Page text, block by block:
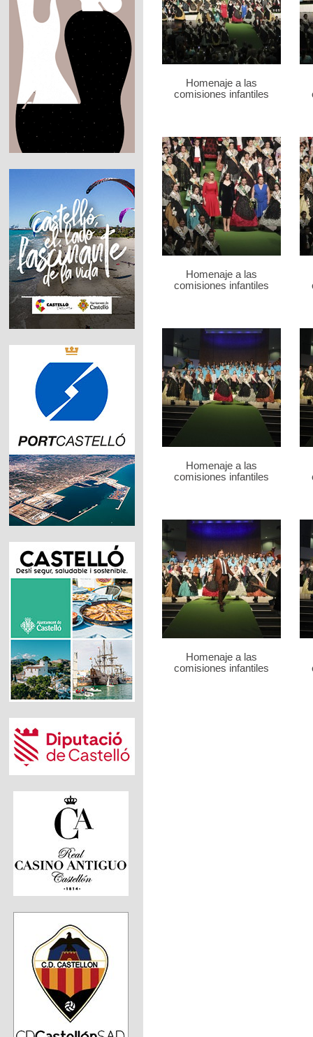
Homenaje a las
comisiones infantiles
Homenaje a las
comisiones infantiles
Homenaje a las
comisiones infantiles
Homenaje a las
comisiones infantiles